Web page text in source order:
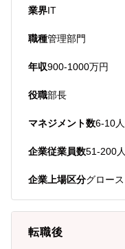
業界IT
職種管理部門
年収900-1000万円
役職部長
マネジメント数6-10人
企業従業員数51-200人
企業上場区分グロース
転職後